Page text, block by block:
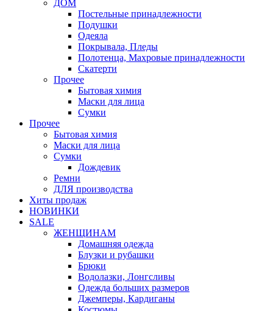
ДОМ
Постельные принадлежности
Подушки
Одеяла
Покрывала, Пледы
Полотенца, Махровые принадлежности
Скатерти
Прочее
Бытовая химия
Маски для лица
Сумки
Прочее
Бытовая химия
Маски для лица
Сумки
Дождевик
Ремни
ДЛЯ производства
Хиты продаж
НОВИНКИ
SALE
ЖЕНЩИНАМ
Домашняя одежда
Блузки и рубашки
Брюки
Водолазки, Лонгсливы
Одежда больших размеров
Джемперы, Кардиганы